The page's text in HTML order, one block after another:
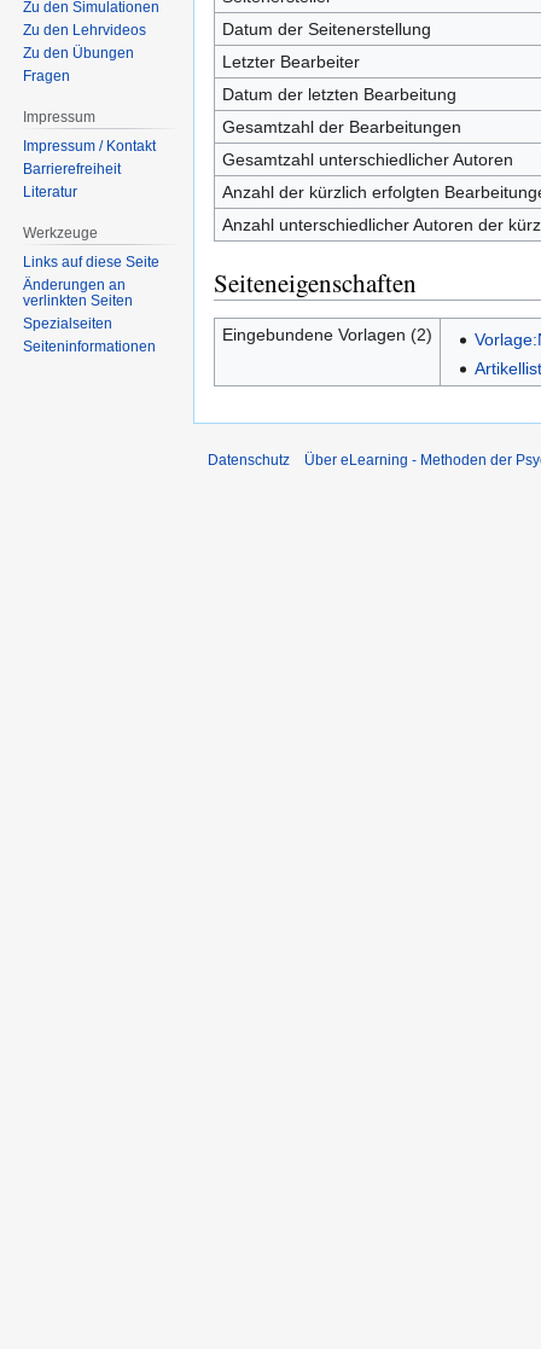
Datum der Seitenerstellung
Letzter Bearbeiter
Datum der letzten Bearbeitung
Gesamtzahl der Bearbeitungen
Gesamtzahl unterschiedlicher Autoren
Anzahl der kürzlich erfolgten
Anzahl unterschiedlicher Autoren der
Seiteneigenschaften
Eingebundene Vorlagen (2)
Zu den Simulationen
Zu den Lehrvideos
Zu den Übungen
Fragen
Impressum
Impressum / Kontakt
Barrierefreiheit
Literatur
Werkzeuge
Links auf diese Seite
Änderungen an
verlinkten Seiten
Spezialseiten
Seiten­informationen
Datenschutz Über eLearning - Methoden der